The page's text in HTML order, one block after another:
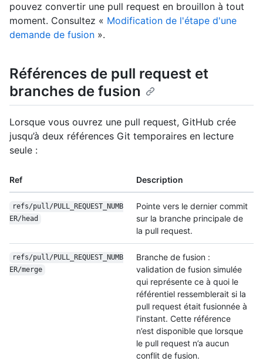
pouvez convertir une pull request en brouillon à tout
moment. Consultez « Modification de l'étape d'une
demande de fusion ».
Références de pull request et
branches de fusion
Lorsque vous ouvrez une pull request, GitHub crée
jusqu’à deux références Git temporaires en lecture
seule :
Ref Description
refs/pull/PULL_REQUEST_NUMB
ER/head
Pointe vers le dernier commit
sur la branche principale de
la pull request.
refs/pull/PULL_REQUEST_NUMB
ER/merge
Branche de fusion :
validation de fusion simulée
qui représente ce à quoi le
référentiel ressemblerait si la
pull request était fusionnée à
l'instant. Cette référence
n’est disponible que lorsque
le pull request n’a aucun
conflit de fusion.